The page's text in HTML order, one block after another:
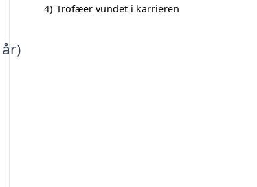
4) Trofæer vundet i karrieren